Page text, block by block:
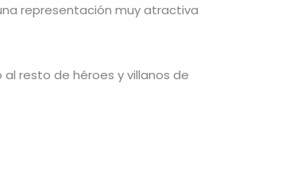
representación muy atractiva
resto de héroes y villanos de